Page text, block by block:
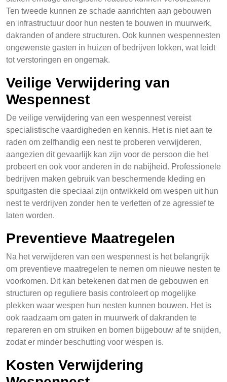
Ten tweede kunnen ze schade aanrichten aan gebouwen
en infrastructuur door hun nesten te bouwen in muurwerk,
dakranden of andere structuren. Ook kunnen wespennesten
ongewenste gasten in huizen of bedrijven lokken, wat leidt
tot verstoringen en ongemak.
Veilige Verwijdering van
Wespennest
De veilige verwijdering van een wespennest vereist
specialistische vaardigheden en kennis. Het is niet aan te
raden om zelfhandig een nest te proberen verwijderen,
aangezien dit gevaarlijk kan zijn voor de persoon die het
probeert en ook voor anderen in de nabijheid. Professionele
bedrijven maken gebruik van beschermende kleding en
spuitgasten die speciaal zijn ontwikkeld om wespen uit hun
nest te verdrijven zonder hen te verletten of ze agressief te
laten worden.
Preventieve Maatregelen
Na het verwijderen van een wespennest is het belangrijk
om preventieve maatregelen te nemen om nieuwe nesten te
voorkomen. Dit kan betekenen dat men de gebouwen en
structuren op reguliere basis controleert op mogelijke
plekken waar wespen hun nesten kunnen bouwen. Het is
ook raadzaam om gaten in muurwerk of dakranden te
repareren en om struiken en bomen bijgebouw af te snijden,
zodat er minder beschutting voor wespen is.
Kosten Verwijdering